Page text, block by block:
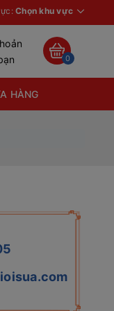
Chọn khu vực
0
HÀNG